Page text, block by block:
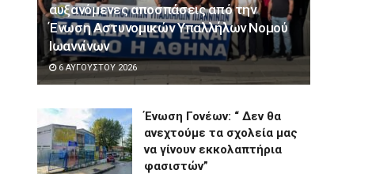
αυξανόμενες αποσπάσεις από την
Ένωση Αστυνομικών Υπαλλήλων Νομού
Ιωαννίνων
6 ΑΥΓΟΎΣΤΟΥ 2026
Ένωση Γονέων: “ Δεν θα
ανεχτούμε τα σχολεία μας
να γίνουν εκκολαπτήρια
φασιστών”